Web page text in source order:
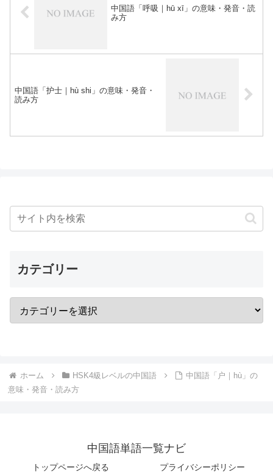
中国語「呼吸｜hū xī」の意味・発音・読
み方
中国語「护士｜hù shi」の意味・発音・
読み方
カテゴリー
ホーム HSK4級レベルの中国語
中国語「户｜hù」の
意味・発音・読み方
中国語単語一覧ナビ
トップページへ戻る プライバシーポリシー